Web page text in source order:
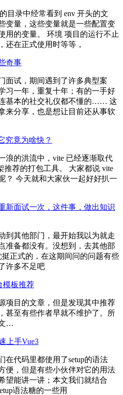
目录中经常看到 env 开头的文
变量，这些变量就是一些配置变
用的变量。 环境 项目的运行不止
还在正式使用时等等，
奇事
面试，期间遇到了许多典型案
习一年，重复十年；有的一手好
基本的社交礼仪都不懂的…… 这
来分享，也是想让目前还从事软
究竟为啥快？
浪的洪流中，vite 已经逐渐取代
推荐的打包工具。 大家都说 vite
？ 今天就和大家伙一起好好扒一
新面试一次，这件事，做出知识
到其他部门，最开始我以为就走
准备都没有。没想到，去其他部
正式的，在这期间问的问题有些
许多不足吧
模板推荐
项目的文章，但是发现其中推荐
甚至有些作者早就不维护了。所
…
上手Vue3
在代码里都使用了setup的语法
便，但是有些小伙伴对它的用法
望能讲一讲；本文我们就结合
语法糖的一些用